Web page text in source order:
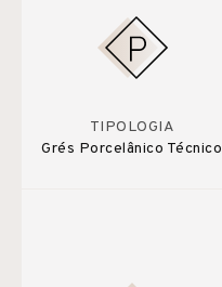
TIPOLOGIA
Grés Porcelânico Técnico